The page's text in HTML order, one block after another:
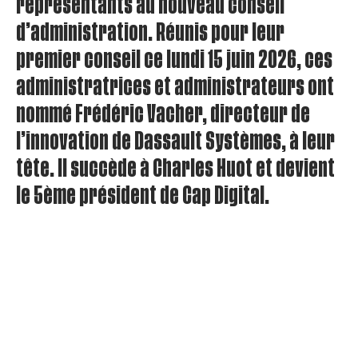
représentants au nouveau conseil
d’administration. Réunis pour leur
premier conseil ce lundi 15 juin 2026, ces
administratrices et administrateurs ont
nommé Frédéric Vacher, directeur de
l’innovation de Dassault Systèmes, à leur
tête. Il succède à Charles Huot et devient
le 5ème président de Cap Digital.